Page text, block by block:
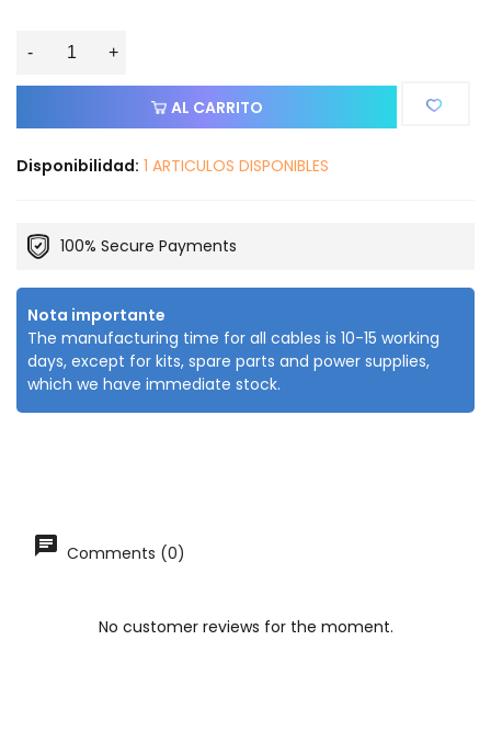
- +
AL CARRITO
Disponibilidad: 1 ARTICULOS DISPONIBLES
100% Secure Payments
Nota importante
The manufacturing time for all cables is 10-15 working
days, except for kits, spare parts and power supplies,
which we have immediate stock.
Comments (0)
No customer reviews for the moment.